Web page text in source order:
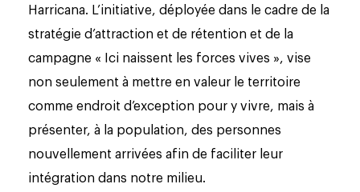
Harricana. L’initiative, déployée dans le cadre de la
stratégie d’attraction et de rétention et de la
campagne « Ici naissent les forces vives », vise
non seulement à mettre en valeur le territoire
comme endroit d’exception pour y vivre, mais à
présenter, à la population, des personnes
nouvellement arrivées afin de faciliter leur
intégration dans notre milieu.